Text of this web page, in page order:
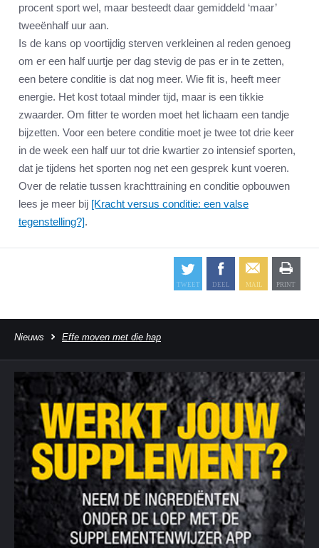
procent sport wel, maar besteedt daar gemiddeld ‘maar’
tweeënhalf uur aan.
Is de kans op voortijdig sterven verkleinen al reden genoeg
om er een half uurtje per dag stevig de pas er in te zetten,
een betere conditie is dat nog meer. Wie fit is, heeft meer
energie. Het kost totaal minder tijd, maar is een tikkie
zwaarder. Om fitter te worden moet het lichaam een tandje
bijzetten. Voor een betere conditie moet je twee tot drie keer
in de week een half uur tot drie kwartier zo intensief sporten,
dat je tijdens het sporten nog net een gesprek kunt voeren.
Over de relatie tussen krachttraining en conditie opbouwen
lees je meer bij [Kracht versus conditie: een valse
tegenstelling?].
Nieuws Effe moven met die hap